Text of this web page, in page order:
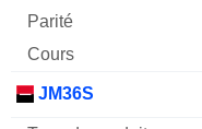
JM36S